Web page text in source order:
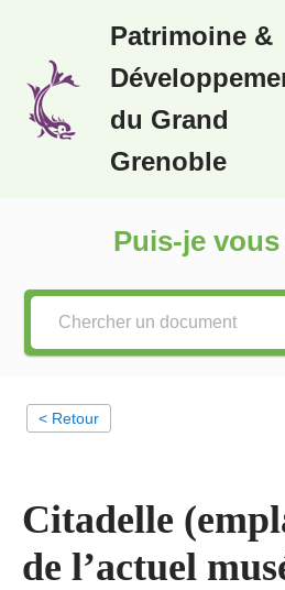
au
contenu
Patrimoine &
du Grand
Grenoble
Puis-je
< Retour
Citadelle
de l’actuel